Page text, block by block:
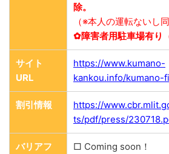
除。
（※本人の運転ないし
✿障害者用駐車場有り
サイト
URL
https://www.kumano-
kankou.info/kumano-
割引情報
https://
ts/pdf/press/
バリアフ
□ Coming soon！